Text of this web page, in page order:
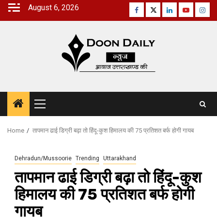
Skip
August 6, 2026 Facebook
TwitterLinkedinYoutube
Primary
Menu
Home तापमान ढाई डिग्री बढ़ा तो हिंदू-कुश हिमालय की 75 प्रतिशत बर्फ होगी गायब
Dehradun/Mussoorie Trending Uttarakhand
तापमान ढाई डिग्री बढ़ा तो हिंदू-कुश
हिमालय की 75 प्रतिशत बर्फ होगी
गायब